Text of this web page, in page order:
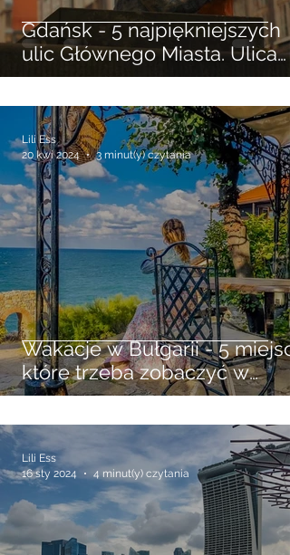
Gdańsk - 5 najpiękniejszych
ulic Głównego Miasta. Ulica
Długa, Piwna, Mariacka ...
Wakacje w Bułgarii - 5 miejsc
które trzeba zobaczyć w
antycznym Sozopolu
Lili Ess
20 kwi 2024
3 minut(y) czytania
Lili Ess
16 sty 2024
4 minut(y) czytania